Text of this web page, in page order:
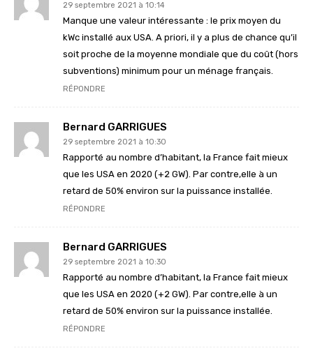
29 septembre 2021 à 10:14
Manque une valeur intéressante : le prix moyen du
kWc installé aux USA. A priori, il y a plus de chance qu’il
soit proche de la moyenne mondiale que du coût (hors
subventions) minimum pour un ménage français.
RÉPONDRE
Bernard GARRIGUES
29 septembre 2021 à 10:30
Rapporté au nombre d’habitant, la France fait mieux
que les USA en 2020 (+2 GW). Par contre,elle à un
retard de 50% environ sur la puissance installée.
RÉPONDRE
Bernard GARRIGUES
29 septembre 2021 à 10:30
Rapporté au nombre d’habitant, la France fait mieux
que les USA en 2020 (+2 GW). Par contre,elle à un
retard de 50% environ sur la puissance installée.
RÉPONDRE